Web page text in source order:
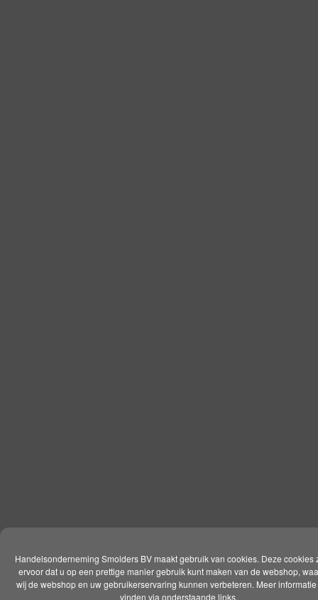
Handelsonderneming Smolders BV maakt gebruik van cookies. Deze cookies
ervoor dat u op een prettige manier gebruik kunt maken van de webshop,
wij de webshop en uw gebruikerservaring kunnen verbeteren. Meer
vinden via onderstaande links.